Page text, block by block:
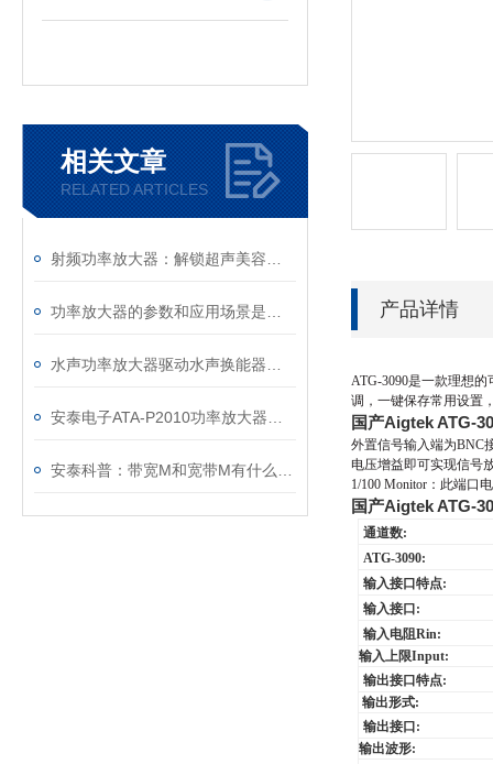
相关文章
RELATED ARTICLES
产品详情
ATG-3090是一款理想的
调，一键保存常用设置
国产Aigtek ATG-
外置信号输入端为BNC
电压增益即可实现信号
1/100 Monitor ：此端口
国产Aigtek ATG-
通道数:
ATG-3090:
输入接口特点:
输入接口 :
输入电阻Rin:
输入上限Input:
输出接口特点:
输出形式:
输出接口 :
输出波形: